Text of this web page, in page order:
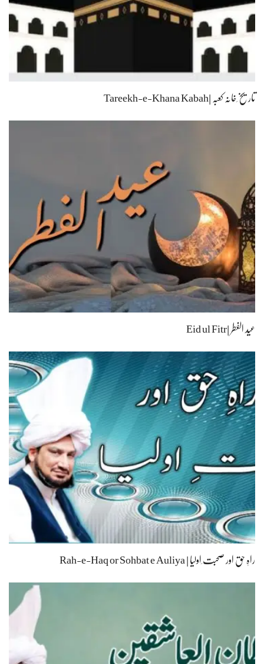
تاریخ ِخانہ کعبہ |Tareekh-e-Khana Kabah
عید الفطر |Eid ul Fitr
راہِ حق اور صحبت ِاولیا | Rah-e-Haq or Sohbat e Auliya